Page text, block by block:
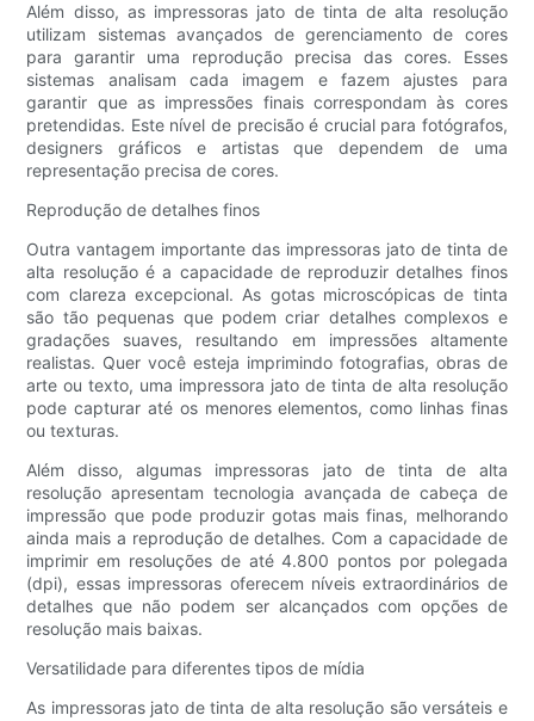
Além disso, as impressoras jato de tinta de alta resolução
utilizam sistemas avançados de gerenciamento de cores
para garantir uma reprodução precisa das cores. Esses
sistemas analisam cada imagem e fazem ajustes para
garantir que as impressões finais correspondam às cores
pretendidas. Este nível de precisão é crucial para fotógrafos,
designers gráficos e artistas que dependem de uma
representação precisa de cores.
Reprodução de detalhes finos
Outra vantagem importante das impressoras jato de tinta de
alta resolução é a capacidade de reproduzir detalhes finos
com clareza excepcional. As gotas microscópicas de tinta
são tão pequenas que podem criar detalhes complexos e
gradações suaves, resultando em impressões altamente
realistas. Quer você esteja imprimindo fotografias, obras de
arte ou texto, uma impressora jato de tinta de alta resolução
pode capturar até os menores elementos, como linhas finas
ou texturas.
Além disso, algumas impressoras jato de tinta de alta
resolução apresentam tecnologia avançada de cabeça de
impressão que pode produzir gotas mais finas, melhorando
ainda mais a reprodução de detalhes. Com a capacidade de
imprimir em resoluções de até 4.800 pontos por polegada
(dpi), essas impressoras oferecem níveis extraordinários de
detalhes que não podem ser alcançados com opções de
resolução mais baixas.
Versatilidade para diferentes tipos de mídia
As impressoras jato de tinta de alta resolução são versáteis e